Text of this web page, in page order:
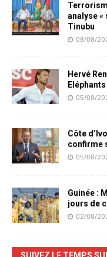
analyse «
Tinubu
08/08/
Hervé
05/08/
Côte
confirme
05/08/
Guinée :
jours de
02/08/